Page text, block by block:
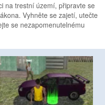
na trestní území, připravte se
Vyhněte se zajetí, utečte
se nezapomenutelnému